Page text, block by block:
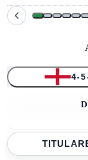
4-